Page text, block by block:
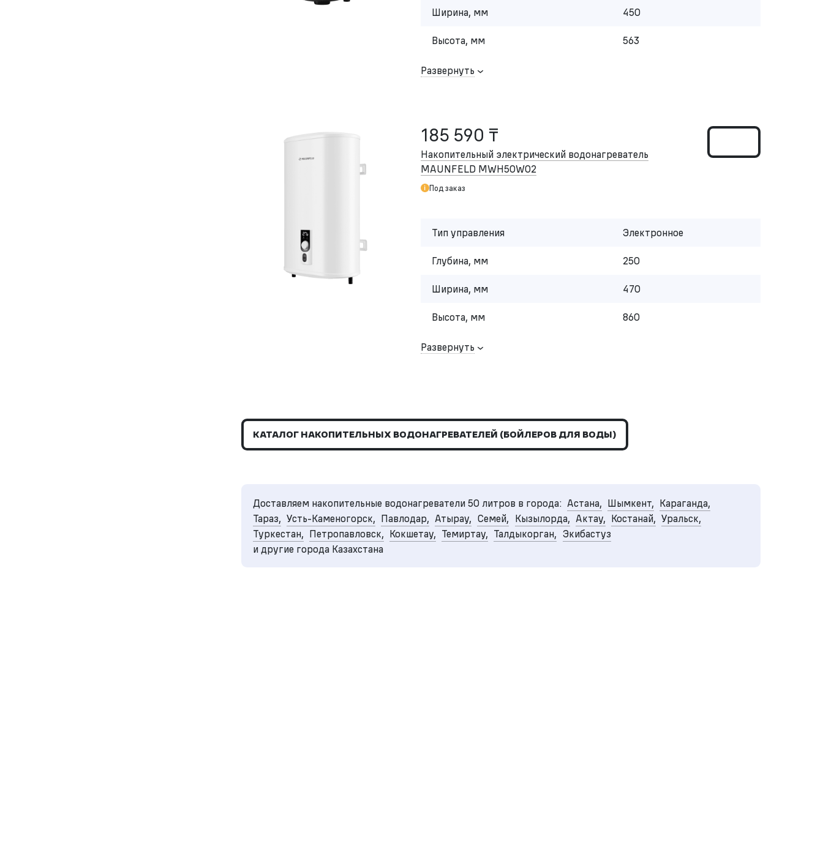
Ширина, мм 450
Высота, мм 563
Развернуть
185 590 ₸
Накопительный электрический водонагреватель
MAUNFELD MWH50W02
Под заказ
Тип управления Электронное
Глубина, мм 250
Ширина, мм 470
Высота, мм 860
Развернуть
КАТАЛОГ НАКОПИТЕЛЬНЫХ ВОДОНАГРЕВАТЕЛЕЙ (БОЙЛЕРОВ ДЛЯ ВОДЫ)
Доставляем накопительные водонагреватели 50 литров в города: Астана, Шымкент, Караганда,
Тараз, Усть-Каменогорск, Павлодар, Атырау, Семей, Кызылорда, Актау, Костанай, Уральск,
Туркестан, Петропавловск, Кокшетау, Темиртау, Талдыкорган, Экибастуз
и другие города Казахстана